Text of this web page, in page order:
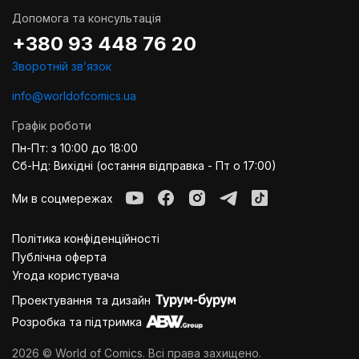
оригінальний мерч і брендовий дизайн;
швидку доставку по Україні;
охайне пакування;
Кожен значок, наліпка чи аксесуар проходить перевірку перед
відправленням. Такі вироби стануть чудовим доповненням до
колекції, стильним декором і вдалим подарунком для всіх
захоплення аніме-культурою.
Допомога та консультація
+380 93 448 76 20
Зворотній звʼязок
info@worldofcomics.ua
Графік роботи
Пн-Пт: з 10:00 до 18:00
Сб-Нд: Вихідні (остання відправка - Пт о 17:00)
Ми в соцмережах
Політика конфіденційності
Публiчна оферта
Угода користувача
Проектування та дизайн
Розробка та підтримка
2026 © World of Comics. Всі права захищено.